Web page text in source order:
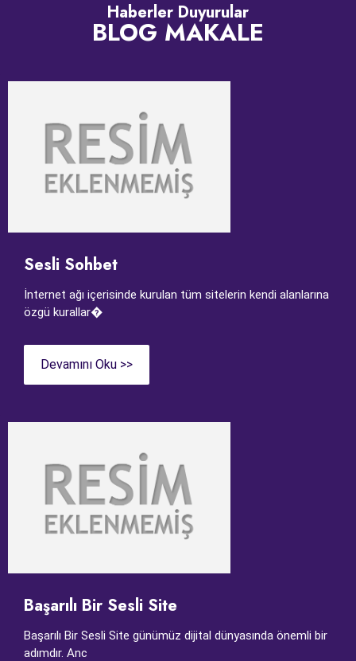
Haberler Duyurular
BLOG MAKALE
Sesli Sohbet
İnternet ağı içerisinde kurulan tüm sitelerin kendi alanlarına
özgü kurallar�
Devamını Oku >>
Başarılı Bir Sesli Site
Başarılı Bir Sesli Site günümüz dijital dünyasında önemli bir
adımdır. Anc